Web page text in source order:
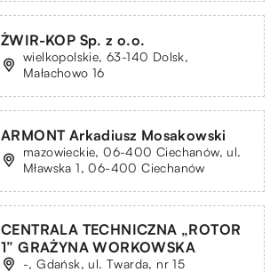
ŻWIR-KOP Sp. z o.o.
wielkopolskie, 63-140 Dolsk,
Małachowo 16
ARMONT Arkadiusz Mosakowski
mazowieckie, 06-400 Ciechanów, ul.
Mławska 1, 06-400 Ciechanów
CENTRALA TECHNICZNA „ROTOR
1” GRAŻYNA WORKOWSKA
-, Gdańsk, ul. Twarda, nr 15